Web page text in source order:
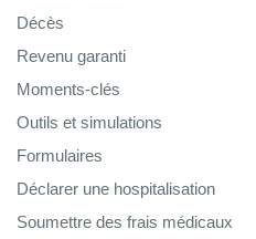
Décès
Revenu garanti
Moments-clés
Outils et simulations
Formulaires
Déclarer une hospitalisation
Soumettre des frais médicaux